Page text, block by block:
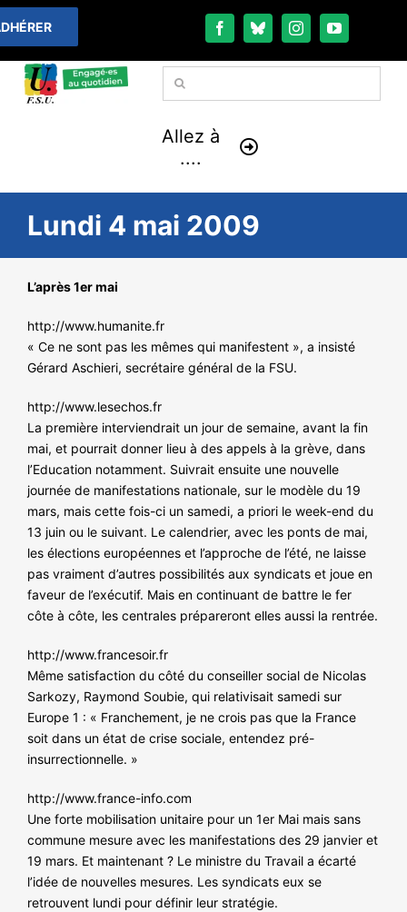
Passer
au
contenu
Rechercher:
Allez à
....
À LA UNE
THÉMATIQUES
COMMUNIQUÉS
NOS ACTIONS
Lundi 4 mai 2009
L’après 1er mai
http://www.humanite.fr
« Ce ne sont pas les mêmes qui manifestent », a insisté
Gérard Aschieri, secrétaire général de la FSU.
http://www.lesechos.fr
La première interviendrait un jour de semaine, avant la fin
mai, et pourrait donner lieu à des appels à la grève, dans
l’Education notamment. Suivrait ensuite une nouvelle
journée de manifestations nationale, sur le modèle du 19
mars, mais cette fois-ci un samedi, a priori le week-end du
13 juin ou le suivant. Le calendrier, avec les ponts de mai,
les élections européennes et l’approche de l’été, ne laisse
pas vraiment d’autres possibilités aux syndicats et joue en
faveur de l’exécutif. Mais en continuant de battre le fer
côte à côte, les centrales prépareront elles aussi la rentrée.
http://www.francesoir.fr
Même satisfaction du côté du conseiller social de Nicolas
Sarkozy, Raymond Soubie, qui relativisait samedi sur
Europe 1 : « Franchement, je ne crois pas que la France
soit dans un état de crise sociale, entendez pré-
insurrectionnelle. »
http://www.france-info.com
Une forte mobilisation unitaire pour un 1er Mai mais sans
commune mesure avec les manifestations des 29 janvier et
19 mars. Et maintenant ? Le ministre du Travail a écarté
l’idée de nouvelles mesures. Les syndicats eux se
retrouvent lundi pour définir leur stratégie.